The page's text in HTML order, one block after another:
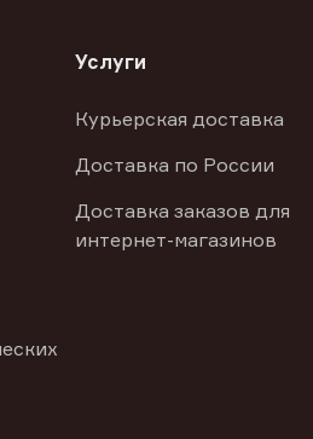
Услуги
Курьерская доставка
Доставка по России
Доставка заказов для
интернет-магазинов